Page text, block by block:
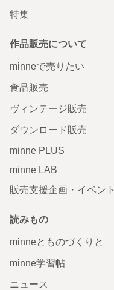
特集
作品販売について
minneで売りたい
食品販売
ヴィンテージ販売
ダウンロード販売
minne PLUS
minne LAB
販売支援企画・イベント
読みもの
minneとものづくりと
minne学習帖
ニュース